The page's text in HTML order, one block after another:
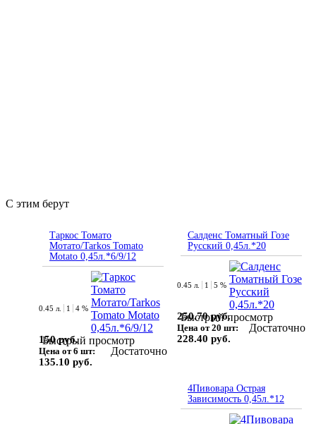
С этим берут
Таркос Томато
Мотато/Tarkos Tomato
Motato 0,45л.*6/9/12
Быстрый просмотр
0.45 л. 1 4 %
150 руб.
Цена от 6 шт:
135.10 руб.
Достаточно
Салденс Томатный Гозе
Русский 0,45л.*20
Быстрый просмотр
0.45 л. 1 5 %
250.70 руб.
Цена от 20 шт:
228.40 руб.
Достаточно
4Пивовара Острая
Зависимость 0,45л.*12